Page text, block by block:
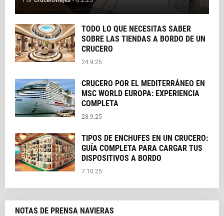
TODO LO QUE NECESITAS SABER
SOBRE LAS TIENDAS A BORDO DE UN
CRUCERO
24.9.25
CRUCERO POR EL MEDITERRÁNEO EN
MSC WORLD EUROPA: EXPERIENCIA
COMPLETA
28.9.25
TIPOS DE ENCHUFES EN UN CRUCERO:
GUÍA COMPLETA PARA CARGAR TUS
DISPOSITIVOS A BORDO
7.10.25
NOTAS DE PRENSA NAVIERAS